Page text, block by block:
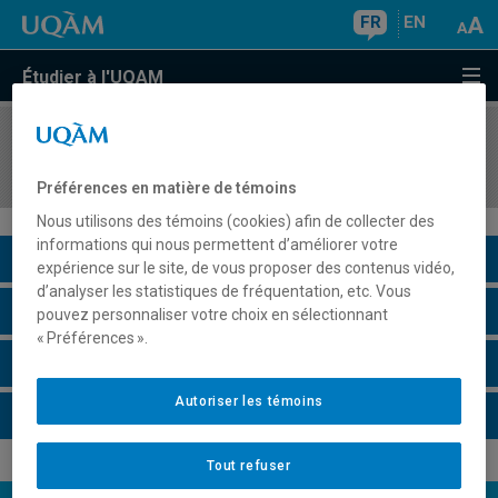
FR EN
Étudier à l'UQAM
COURS//
Description du cours
Horaire - Été 2026
Préférences en matière de témoins
Nous utilisons des témoins (cookies) afin de collecter des
informations qui nous permettent d’améliorer votre
expérience sur le site, de vous proposer des contenus vidéo,
d’analyser les statistiques de fréquentation, etc. Vous
pouvez personnaliser votre choix en sélectionnant
« Préférences ».
Tout refuser
Autoriser les témoins